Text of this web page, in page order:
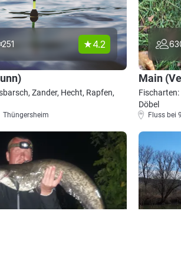
251 4.2
Zander, Hecht, Rapfen,
Thüngersheim
Main
Döbel
Fluss bei